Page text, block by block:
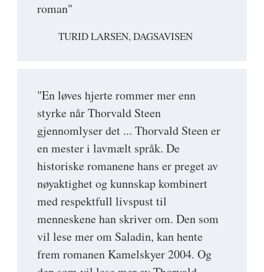
roman"
TURID LARSEN, DAGSAVISEN
"En løves hjerte rommer mer enn
styrke når Thorvald Steen
gjennomlyser det ... Thorvald Steen er
en mester i lavmælt språk. De
historiske romanene hans er preget av
nøyaktighet og kunnskap kombinert
med respektfull livspust til
menneskene han skriver om. Den som
vil lese mer om Saladin, kan hente
frem romanen Kamelskyer 2004. Og